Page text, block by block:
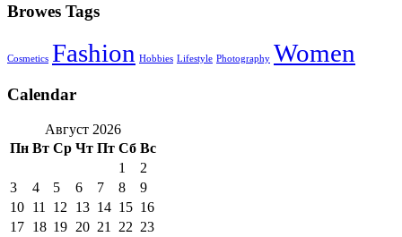
Browes Tags
Cosmetics Fashion Hobbies Lifestyle Photography Women
Calendar
Август 2026
Пн Вт Ср Чт Пт Сб Вс
1
2
3
4 5 6 7 8
9
10 11 12 13 14 15 16
17 18 19 20 21 22 23